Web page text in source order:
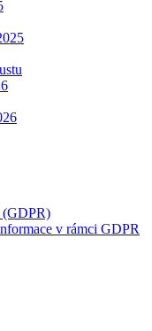
(GDPR)
v rámci GDPR